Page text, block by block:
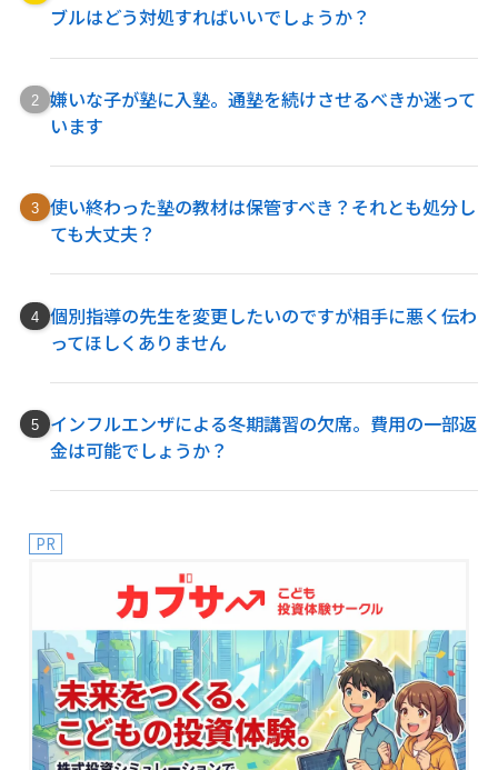
ブルはどう対処すればいいでしょうか？
嫌いな子が塾に入塾。通塾を続けさせるべきか迷って
います
使い終わった塾の教材は保管すべき？それとも処分し
ても大丈夫？
個別指導の先生を変更したいのですが相手に悪く伝わ
ってほしくありません
インフルエンザによる冬期講習の欠席。費用の一部返
金は可能でしょうか？
PR